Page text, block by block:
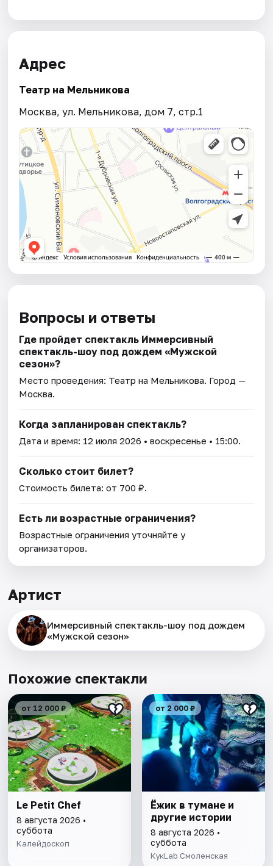
Адрес
Театр на Мельникова
Москва, ул. Мельникова, дом 7, стр.1
Вопросы и ответы
Где пройдет спектакль Иммерсивный
спектакль-шоу под дождем «Мужской
сезон»?
Место проведения: Театр на Мельникова. Город —
Москва.
Когда запланирован спектакль?
Дата и время: 12 июля 2026 • воскресенье • 15:00.
Сколько стоит билет?
Стоимость билета: от 700 ₽.
Есть ли возрастные ограничения?
Возрастные ограничения уточняйте у
организаторов.
Артист
Иммерсивный спектакль-шоу под дождем
«Мужской сезон»
Похожие спектакли
от 12 000 ₽
Le Petit Chef
8 августа 2026 •
суббота
Калейдоскоп
от 2 000 ₽
Ёжик в тумане и
другие истории
8 августа 2026 •
суббота
КукLab Смоленская